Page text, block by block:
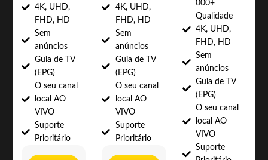
4K, UHD,
FHD, HD
Sem
anúncios
Guia de TV
(EPG)
O seu canal
local AO
VIVO
Suporte
Prioritário
4K, UHD,
FHD, HD
Sem
anúncios
Guia de TV
(EPG)
O seu canal
local AO
VIVO
Suporte
Prioritário
000+
Qualidade
4K, UHD,
FHD, HD
Sem
anúncios
Guia de TV
(EPG)
O seu canal
local AO
VIVO
Suporte